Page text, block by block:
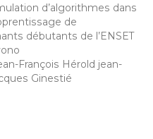
d’algorithmes dans
de
débutants de l’ENSET
François Hérold jean-
Ginestié